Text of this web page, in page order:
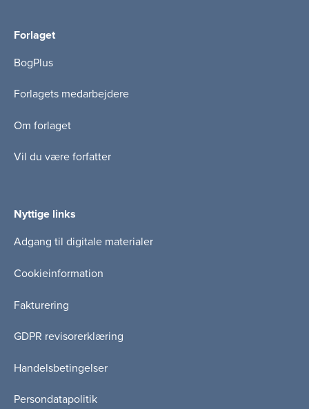
Forlaget
BogPlus
Forlagets medarbejdere
Om forlaget
Vil du være forfatter
Nyttige links
Adgang til digitale materialer
Cookieinformation
Fakturering
GDPR revisorerklæring
Handelsbetingelser
Persondatapolitik